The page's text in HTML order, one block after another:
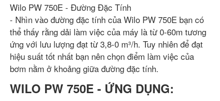
Wilo PW 750E - Đường Đặc Tính
- Nhìn vào đường đặc tính của Wilo PW 750E bạn có
thể thấy rằng dải làm việc của máy là từ 0-60m tương
ứng với lưu lượng đạt từ 3,8-0 m³/h. Tuy nhiên để đạt
hiệu suất tốt nhất bạn nên chọn điểm làm việc của
bơm nằm ở khoảng giữa đường đặc tính.
WILO PW 750E - ỨNG DỤNG: